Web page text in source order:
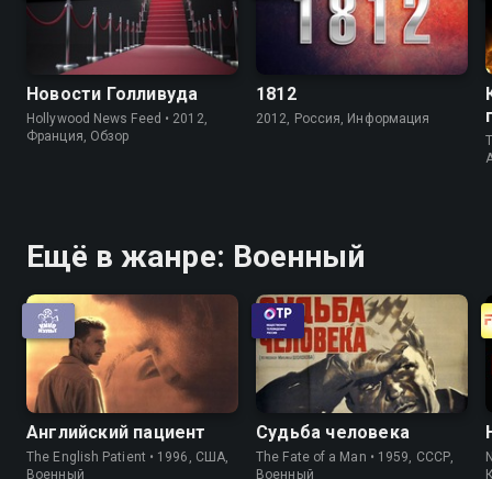
Новости Голливуда
Hollywood News Feed • 2012,
Франция, Обзор
1812
2012, Россия, Информация
Ещё в жанре: Военный
Английский пациент
The English Patient • 1996, США,
Военный
Судьба человека
The Fate of a Man • 1959, СССР,
Военный